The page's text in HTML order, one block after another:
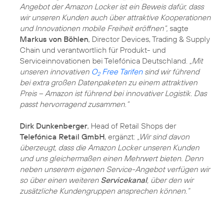
Angebot der Amazon Locker ist ein Beweis dafür, dass
wir unseren Kunden auch über attraktive Kooperationen
und Innovationen mobile Freiheit eröffnen“, sagte
Markus von Böhlen, Director Devices, Trading & Supply
Chain und verantwortlich für Produkt- und
Serviceinnovationen bei Telefónica Deutschland. „Mit
unseren innovativen O2Free Tarifensind wir führend
bei extra großen Datenpaketen zu einem attraktiven
Preis – Amazon ist führend bei innovativer Logistik. Das
passt hervorragend zusammen.“
Dirk Dunkenberger, Head of Retail Shops der
Telefónica Retail GmbH, ergänzt: „Wir sind davon
überzeugt, dass die Amazon Locker unseren Kunden
und uns gleichermaßen einen Mehrwert bieten. Denn
neben unserem eigenen Service-Angebot verfügen wir
so über einen weiteren Servicekanal, über den wir
zusätzliche Kundengruppen ansprechen können.“